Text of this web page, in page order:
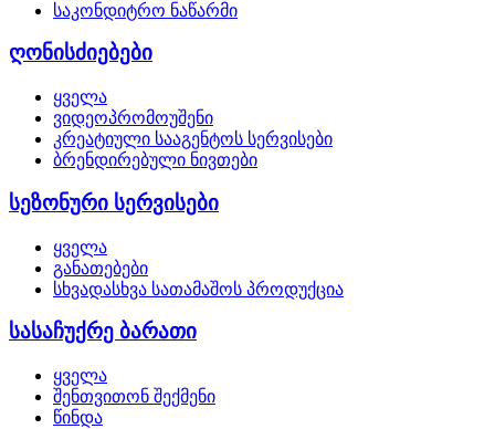
საკონდიტრო ნაწარმი
ღონისძიებები
ყველა
ვიდეოპრომოუშენი
კრეატიული სააგენტოს სერვისები
ბრენდირებული ნივთები
სეზონური სერვისები
ყველა
განათებები
სხვადასხვა სათამაშოს პროდუქცია
სასაჩუქრე ბარათი
ყველა
შენთვითონ შექმენი
წინდა